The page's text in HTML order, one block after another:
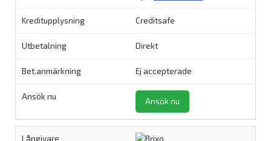
Creditsafe
Direkt
Ej accepterade
Ansök nu